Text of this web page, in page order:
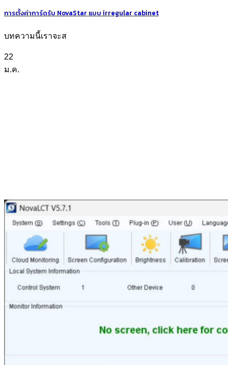
การตั้งค่าการ์ดรับ NovaStar แบบ irregular cabinet
บทความนี้เราจะส
22
ม.ค.